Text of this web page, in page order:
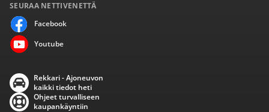
SEURAA NETTIVENETTÄ
Facebook
Youtube
Rekkari - Ajoneuvon
kaikki tiedot heti
Ohjeet turvalliseen
kaupankäyntiin